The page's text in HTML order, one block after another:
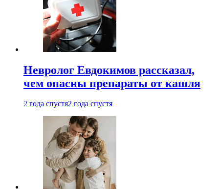
Невролог Евдокимов рассказал,
чем опасны препараты от кашля
2 года спустя2 года спустя